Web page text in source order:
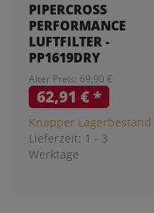
PIPERCROSS
PERFORMANCE
LUFTFILTER -
PP1619DRY
Alter Preis: 69,90 €
62,91 €*
Knapper Lagerbestand
Lieferzeit: 1 - 3
Werktage